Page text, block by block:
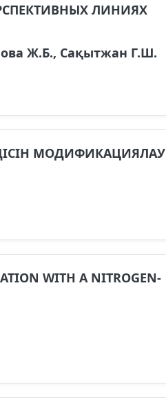
ЛИНИЯХ
Ж.Б., Сақытжан Г.Ш.
МОДИФИКАЦИЯЛАУ
WITH A NITROGEN-